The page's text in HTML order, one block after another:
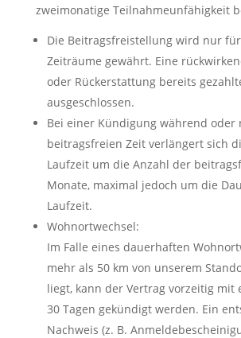
zweimonatige Teilnahmeunfähigkeit
Die Beitragsfreistellung wird nur
Zeiträume gewährt. Eine
oder Rückerstattung bereits
ausgeschlossen.
Bei einer Kündigung während oder
beitragsfreien Zeit verlängert sich
Laufzeit um die Anzahl der
Monate, maximal jedoch um die
Laufzeit.
Wohnortwechsel:
Im Falle eines dauerhaften
mehr als 50 km von unserem
liegt, kann der Vertrag vorzeitig mit
30 Tagen gekündigt werden. Ein
Nachweis (z. B.